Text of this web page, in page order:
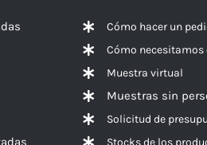
Cómo hacer un
Cómo necesitamos
Muestra virtual
Muestras sin
Solicitud de
Stocks de los